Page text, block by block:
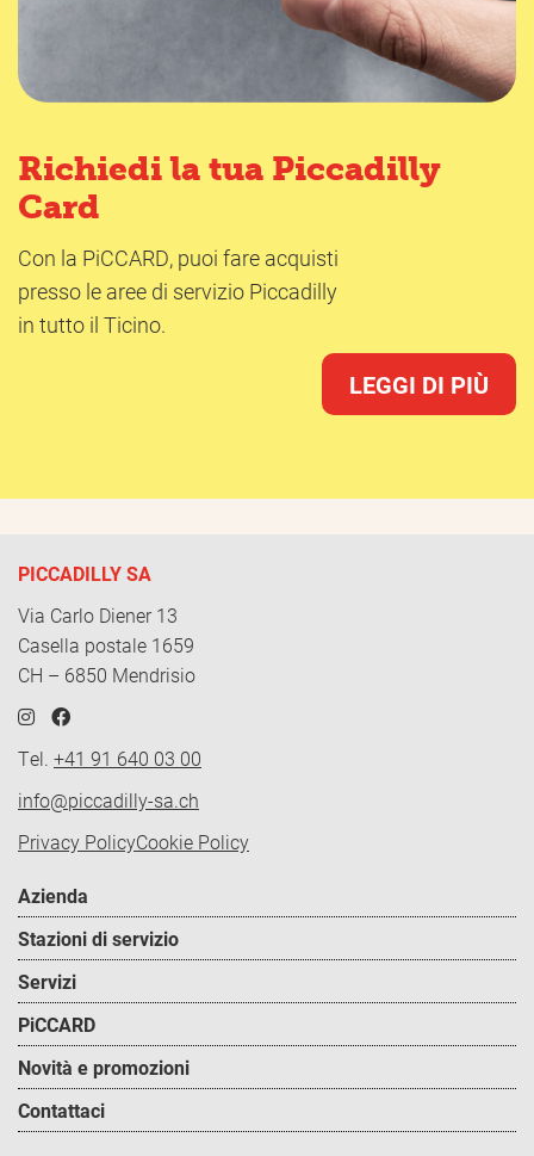
Richiedi la tua Piccadilly
Card
Con la PiCCARD, puoi fare acquisti
presso le aree di servizio Piccadilly
in tutto il Ticino.
LEGGI DI PIÙ
PICCADILLY SA
Via Carlo Diener 13
Casella postale 1659
CH – 6850 Mendrisio
Tel. +41 91 640 03 00
info@piccadilly-sa.ch
Policy
Privacy PolicyCookie Policy
Footer
menu
Azienda
Stazioni di servizio
Servizi
PiCCARD
Novità e promozioni
Contattaci